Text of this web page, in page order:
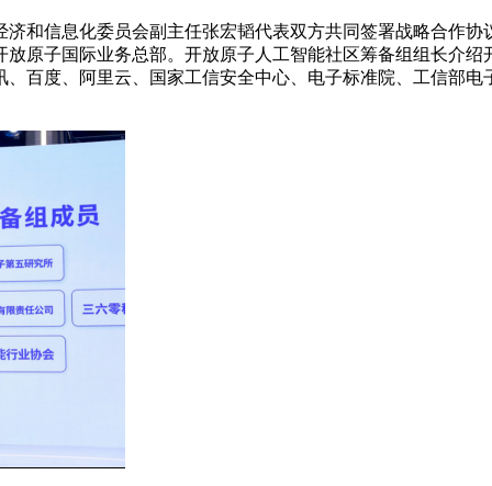
信息化委员会副主任张宏韬代表双方共同签署战略合作协
原子国际业务总部。开放原子人工智能社区筹备组组长介
百度、阿里云、国家工信安全中心、电子标准院、工信部